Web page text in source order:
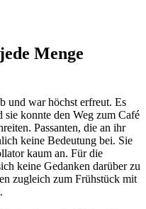
Menge
und war höchst erfreut. Es
sie konnte den Weg zum Café
Passanten, die an ihr
keine Bedeutung bei. Sie
kaum an. Für die
keine Gedanken darüber zu
zugleich zum Frühstück mit